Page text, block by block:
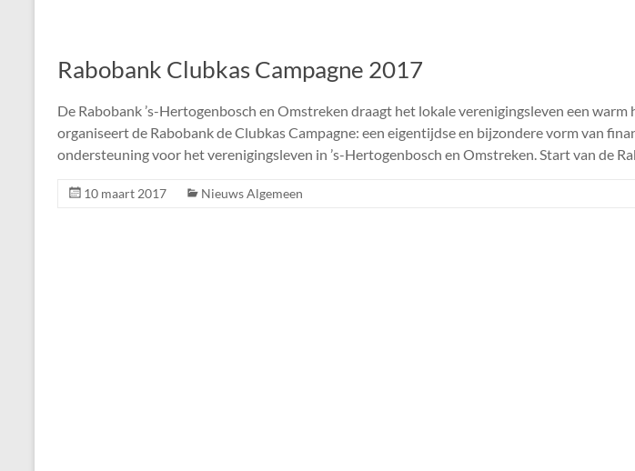
Rabobank Clubkas Campagne 2017
De Rabobank ’s-Hertogenbosch en Omstreken draagt het lokale verenigingsleven een warm
organiseert de Rabobank de Clubkas Campagne: een eigentijdse en bijzondere vorm van
ondersteuning voor het verenigingsleven in ’s-Hertogenbosch en Omstreken. Start van de
10 maart 2017 Nieuws Algemeen